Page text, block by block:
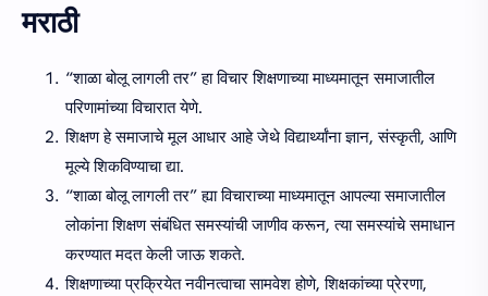
मराठी
“शाळा बोलू लागली तर” हा विचार शिक्षणाच्या माध्यमातून समाजातील
परिणामांच्या विचारात येणे.
शिक्षण हे समाजाचे मूल आधार आहे जेथे विद्यार्थ्यांना ज्ञान, संस्कृती, आणि
मूल्ये शिकविण्याचा द्या.
“शाळा बोलू लागली तर” ह्या विचाराच्या माध्यमातून आपल्या समाजातील
लोकांना शिक्षण संबंधित समस्यांची जाणीव करून, त्या समस्यांचे समाधान
करण्यात मदत केली जाऊ शकते.
शिक्षणाच्या प्रक्रियेत नवीनत्वाचा सामवेश होणे, शिक्षकांच्या प्रेरणा,